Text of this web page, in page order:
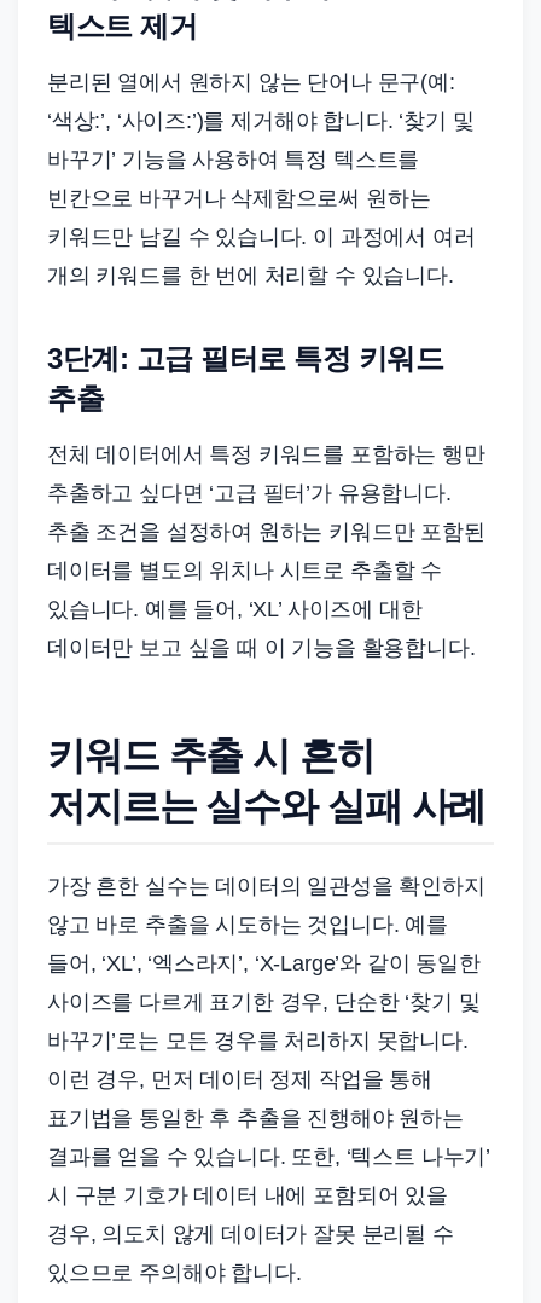
텍스트 제거
분리된 열에서 원하지 않는 단어나 문구(예:
‘색상:’, ‘사이즈:’)를 제거해야 합니다. ‘찾기 및
바꾸기’ 기능을 사용하여 특정 텍스트를
빈칸으로 바꾸거나 삭제함으로써 원하는
키워드만 남길 수 있습니다. 이 과정에서 여러
개의 키워드를 한 번에 처리할 수 있습니다.
3단계: 고급 필터로 특정 키워드
추출
전체 데이터에서 특정 키워드를 포함하는 행만
추출하고 싶다면 ‘고급 필터’가 유용합니다.
추출 조건을 설정하여 원하는 키워드만 포함된
데이터를 별도의 위치나 시트로 추출할 수
있습니다. 예를 들어, ‘XL’ 사이즈에 대한
데이터만 보고 싶을 때 이 기능을 활용합니다.
키워드 추출 시 흔히
저지르는 실수와 실패 사례
가장 흔한 실수는 데이터의 일관성을 확인하지
않고 바로 추출을 시도하는 것입니다. 예를
들어, ‘XL’, ‘엑스라지’, ‘X-Large’와 같이 동일한
사이즈를 다르게 표기한 경우, 단순한 ‘찾기 및
바꾸기’로는 모든 경우를 처리하지 못합니다.
이런 경우, 먼저 데이터 정제 작업을 통해
표기법을 통일한 후 추출을 진행해야 원하는
결과를 얻을 수 있습니다. 또한, ‘텍스트 나누기’
시 구분 기호가 데이터 내에 포함되어 있을
경우, 의도치 않게 데이터가 잘못 분리될 수
있으므로 주의해야 합니다.